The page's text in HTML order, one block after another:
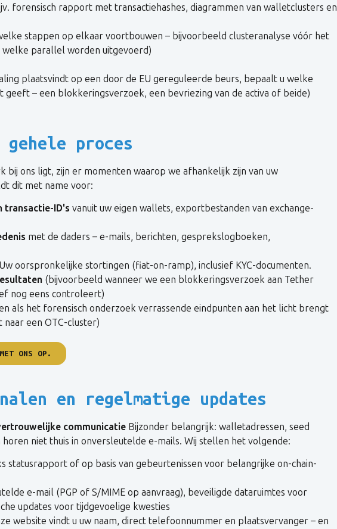
forensisch rapport met transactiehashes, diagrammen van walletclusters en
stappen op elkaar voortbouwen – bijvoorbeeld clusteranalyse vóór het
parallel worden uitgevoerd)
plaatsvindt op een door de EU gereguleerde beurs, bepaalt u welke
geeft – een blokkeringsverzoek, een bevriezing van de activa of beide)
proces
ons ligt, zijn er momenten waarop we afhankelijk zijn van uw
dit met name voor:
transactie-ID's vanuit uw eigen wallets, exportbestanden van exchange-
met de daders – e-mails, berichten, gesprekslogboeken,
Uw oorspronkelijke stortingen (fiat-on-ramp), inclusief KYC-documenten.
(bijvoorbeeld wanneer we een blokkeringsverzoek aan Tether
nog eens controleert)
als het forensisch onderzoek verrassende eindpunten aan het licht brengt
naar een OTC-cluster)
ONS OP.
en regelmatige updates
communicatie Bijzonder belangrijk: walletadressen, seed
niet thuis in onversleutelde e-mails. Wij stellen het volgende:
statusrapport of op basis van gebeurtenissen voor belangrijke on-chain-
e-mail (PGP of S/MIME op aanvraag), beveiligde dataruimtes voor
updates voor tijdgevoelige kwesties
website vindt u uw naam, direct telefoonnummer en plaatsvervanger – en